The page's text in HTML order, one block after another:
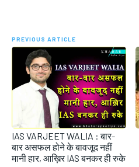
PREVIOUS ARTICLE
IAS VARJEET WALIA : बार-
बार असफल होने के बावजूद नहीं
मानी हार, आख़िर IAS बनकर ही रुके